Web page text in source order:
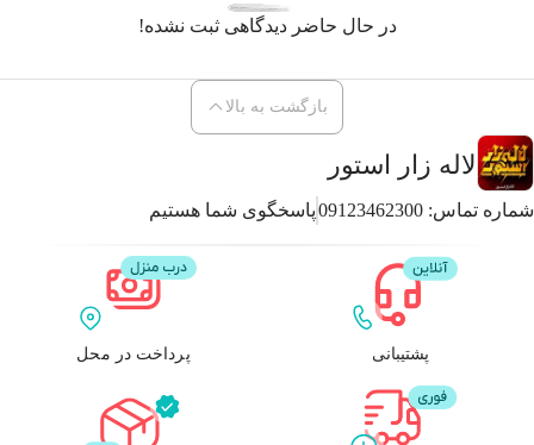
در حال حاضر دیدگاهی ثبت نشده!
لاله زار استور
شماره تماس: 09123462300پاسخگوی شما هستیم
بازگشت به بالا
پشتیبانی پرداخت در محل